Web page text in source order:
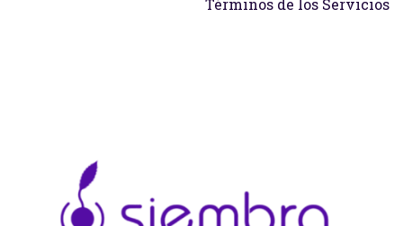
Términos de los Servicios